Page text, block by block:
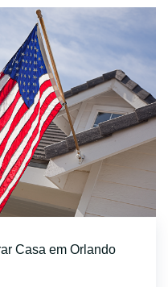
propriedades estão
e proximidade dos
Miami
Miami está em plena
de casas recém-
seus primeiros
o que há de mais
e design,com plantas
uma casa nova
e uma estrutura
Miami
Casa em Orlando